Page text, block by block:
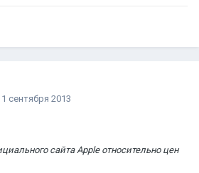
сентября 2013
сайта Apple относительно цен